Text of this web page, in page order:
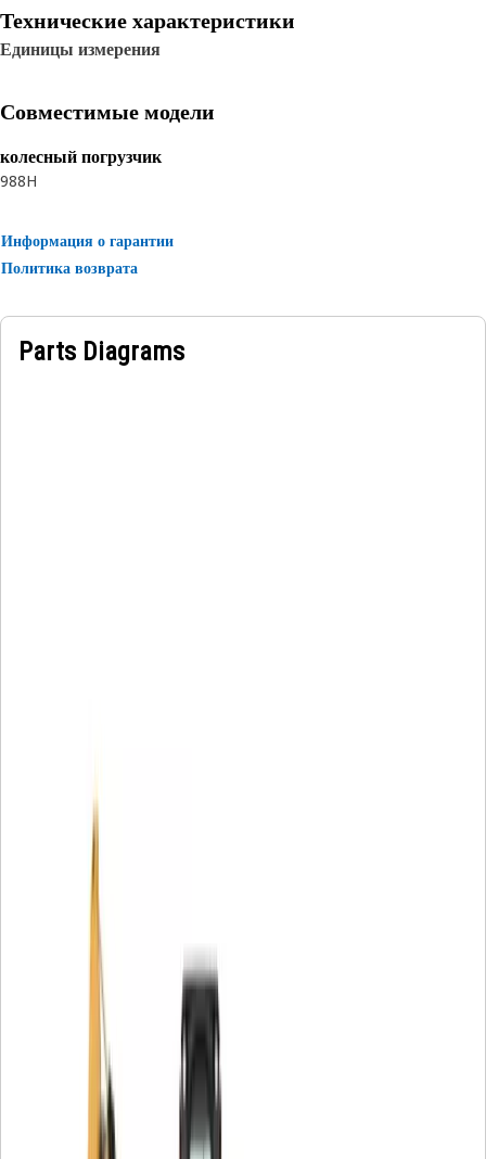
Технические характеристики
Единицы измерения
Совместимые модели
колесный погрузчик
988H
Информация о гарантии
Политика возврата
Parts Diagrams